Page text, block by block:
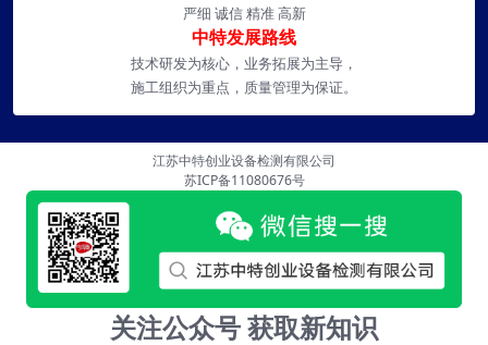
严细 诚信 精准 高新
中特发展路线
技术研发为核心，业务拓展为主导，
施工组织为重点，质量管理为保证。
江苏中特创业设备检测有限公司
苏ICP备11080676号
关注公众号 获取新知识